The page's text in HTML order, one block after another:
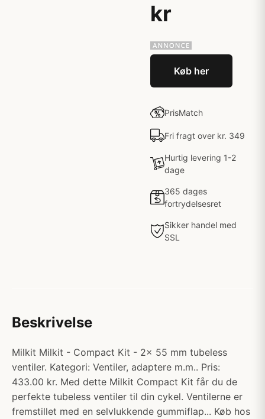
kr
Køb her
PrisMatch
Fri fragt over kr. 349
Hurtig levering 1-2
dage
365 dages
fortrydelsesret
Sikker handel med
SSL
Beskrivelse
Milkit Milkit - Compact Kit - 2x 55 mm tubeless
ventiler. Kategori: Ventiler, adaptere m.m.. Pris:
433.00 kr. Med dette Milkit Compact Kit får du de
perfekte tubeless ventiler til din cykel. Ventilerne er
fremstillet med en selvlukkende gummiflap... Køb hos